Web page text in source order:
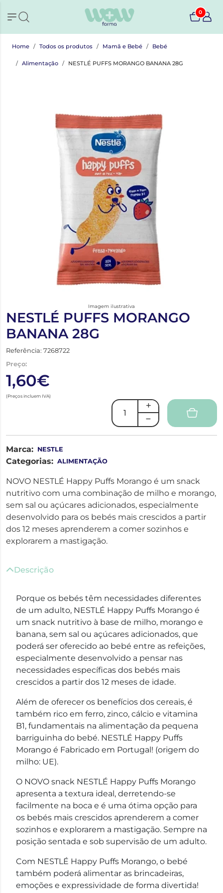
0
Home Todos os produtos Mamã e Bebé Bebé
Alimentação NESTLÉ PUFFS MORANGO BANANA 28G
Imagem ilustrativa
NESTLÉ PUFFS MORANGO
BANANA 28G
Referência: 7268722
Preço:
1,60€
(Preços incluem IVA)
Marca: NESTLE
Categorias: ALIMENTAÇÃO
NOVO NESTLÉ Happy Puffs Morango é um snack
nutritivo com uma combinação de milho e morango,
sem sal ou açúcares adicionados, especialmente
desenvolvido para os bebés mais crescidos a partir
dos 12 meses aprenderem a comer sozinhos e
explorarem a mastigação.
Descrição
Porque os bebés têm necessidades diferentes
de um adulto, NESTLÉ Happy Puffs Morango é
um snack nutritivo à base de milho, morango e
banana, sem sal ou açúcares adicionados, que
poderá ser oferecido ao bebé entre as refeições,
especialmente desenvolvido a pensar nas
necessidades específicas dos bebés mais
crescidos a partir dos 12 meses de idade.
Além de oferecer os benefícios dos cereais, é
também rico em ferro, zinco, cálcio e vitamina
B1, fundamentais na alimentação da pequena
barriguinha do bebé. NESTLÉ Happy Puffs
Morango é Fabricado em Portugal! (origem do
milho: UE).
O NOVO snack NESTLÉ Happy Puffs Morango
apresenta a textura ideal, derretendo-se
facilmente na boca e é uma ótima opção para
os bebés mais crescidos aprenderem a comer
sozinhos e explorarem a mastigação. Sempre na
posição sentada e sob supervisão de um adulto.
Com NESTLÉ Happy Puffs Morango, o bebé
também poderá alimentar as brincadeiras,
emoções e expressividade de forma divertida!